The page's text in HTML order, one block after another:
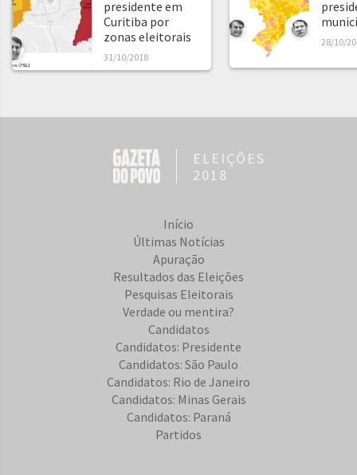
presidente em
Curitiba por
zonas eleitorais
31/10/2018
28/10/
ELEIÇÕES
2018
Início
Últimas Notícias
Apuração
Resultados das Eleições
Pesquisas Eleitorais
Verdade ou mentira?
Candidatos
Candidatos: Presidente
Candidatos: São Paulo
Candidatos: Rio de Janeiro
Candidatos: Minas Gerais
Candidatos: Paraná
Partidos